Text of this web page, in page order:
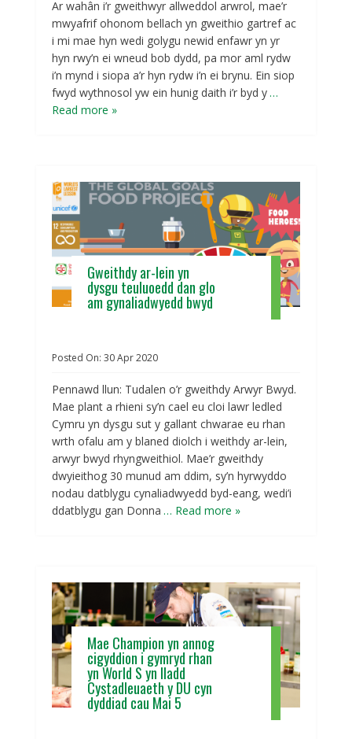
Ar wahân i’r gweithwyr allweddol arwrol, mae’r
mwyafrif ohonom bellach yn gweithio gartref ac
i mi mae hyn wedi golygu newid enfawr yn yr
hyn rwy’n ei wneud bob dydd, pa mor aml rydw
i’n mynd i siopa a’r hyn rydw i’n ei brynu. Ein siop
fwyd wythnosol yw ein hunig daith i’r byd y…
Read more »
Gweithdy ar-lein yn
dysgu teuluoedd dan glo
am gynaliadwyedd bwyd
Posted On:30Apr2020
Pennawd llun: Tudalen o’r gweithdy Arwyr Bwyd.
Mae plant a rhieni sy’n cael eu cloi lawr ledled
Cymru yn dysgu sut y gallant chwarae eu rhan
wrth ofalu am y blaned diolch i weithdy ar-lein,
arwyr bwyd rhyngweithiol. Mae’r gweithdy
dwyieithog 30 munud am ddim, sy’n hyrwyddo
nodau datblygu cynaliadwyedd byd-eang, wedi’i
ddatblygu gan Donna … Read more »
Mae Champion yn annog
cigyddion i gymryd rhan
yn World S yn lladd
Cystadleuaeth y DU cyn
dyddiad cau Mai 5